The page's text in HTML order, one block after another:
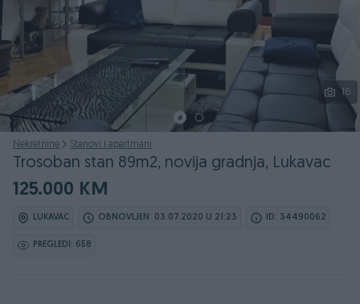
16
Nekretnine Stanovi i apartmani
Trosoban stan 89m2, novija gradnja, Lukavac
125.000 KM
LUKAVAC OBNOVLJEN: 03.07.2020 U 21:23 ID: 34490062
PREGLEDI: 658